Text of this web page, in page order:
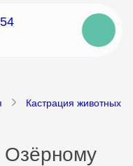
Кастрация животных
Озёрному